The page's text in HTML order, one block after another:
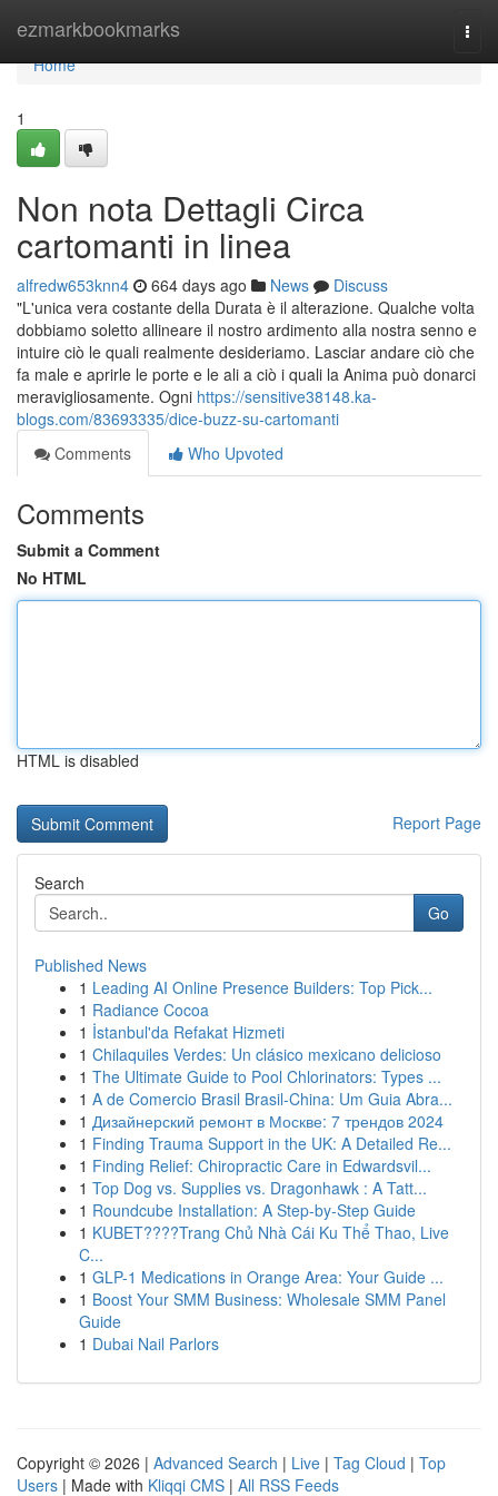
ezmarkbookmarks
Home
Home
1
Non nota Dettagli Circa
cartomanti in linea
alfredw653knn4 664 days ago News
Discuss
"L'unica vera costante della Durata è il alterazione. Qualche volta
dobbiamo soletto allineare il nostro ardimento alla nostra senno e
intuire ciò le quali realmente desideriamo. Lasciar andare ciò che
fa male e aprirle le porte e le ali a ciò i quali la Anima può donarci
meravigliosamente. Ogni https://sensitive38148.ka-
blogs.com/83693335/dice-buzz-su-cartomanti
Comments
Who Upvoted
Comments
Submit a Comment
No HTML
HTML is disabled
Report Page
Search
Go
Published News
1 Leading AI Online Presence Builders: Top Pick...
1 Radiance Cocoa
1 İstanbul'da Refakat Hizmeti
1 Chilaquiles Verdes: Un clásico mexicano delicioso
1 The Ultimate Guide to Pool Chlorinators: Types ...
1 A de Comercio Brasil Brasil-China: Um Guia Abra...
1 Дизайнерский ремонт в Москве: 7 трендов 2024
1 Finding Trauma Support in the UK: A Detailed Re...
1 Finding Relief: Chiropractic Care in Edwardsvil...
1 Top Dog vs. Supplies vs. Dragonhawk : A Tatt...
1 Roundcube Installation: A Step-by-Step Guide
1 KUBET????️Trang Chủ Nhà Cái Ku Thể Thao, Live
C...
1 GLP-1 Medications in Orange Area: Your Guide ...
1 Boost Your SMM Business: Wholesale SMM Panel
Guide
1 Dubai Nail Parlors
Copyright © 2026 | Advanced Search | Live | Tag Cloud | Top
Users | Made with Kliqqi CMS | All RSS Feeds